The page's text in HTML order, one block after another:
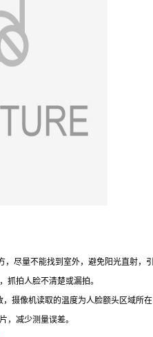
尽量不能找到室外，避免阳光直射，引
抓拍人脸不清楚或漏拍。
摄像机读取的温度为人脸额头区域所在
，减少测量误差。